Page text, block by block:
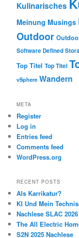
Kulinarisches
Meinung Musings
Outdoor
Software Defined
Top Titel Top Titel
vSphere Wandern
META
Register
Log in
Entries feed
Comments feed
WordPress.org
RECENT POSTS
Als Karrikatur?
KI Und Mein
Nachlese SLAC 2026
The All Electric
S2N 2025 Nachlese